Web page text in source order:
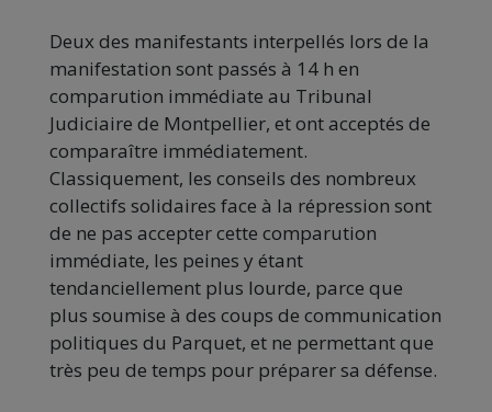
Deux des manifestants interpellés lors de la
manifestation sont passés à 14 h en
comparution immédiate au Tribunal
Judiciaire de Montpellier, et ont acceptés de
comparaître immédiatement.
Classiquement, les conseils des nombreux
collectifs solidaires face à la répression sont
de ne pas accepter cette comparution
immédiate, les peines y étant
tendanciellement plus lourde, parce que
plus soumise à des coups de communication
politiques du Parquet, et ne permettant que
très peu de temps pour préparer sa défense.